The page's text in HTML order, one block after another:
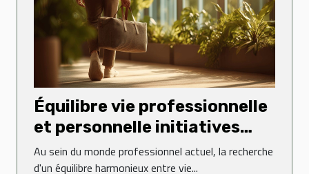
Équilibre vie professionnelle
et personnelle initiatives
d'entreprises innovantes
pour le bien-être des salariés
Au sein du monde professionnel actuel, la recherche
d'un équilibre harmonieux entre vie...